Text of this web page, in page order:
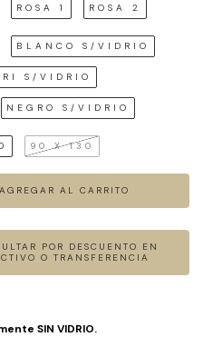
ROSA 1 ROSA 2
BLANCO S/VIDRIO
S/VIDRIO
NEGRO S/VIDRIO
90 X 130
SIN VIDRIO.